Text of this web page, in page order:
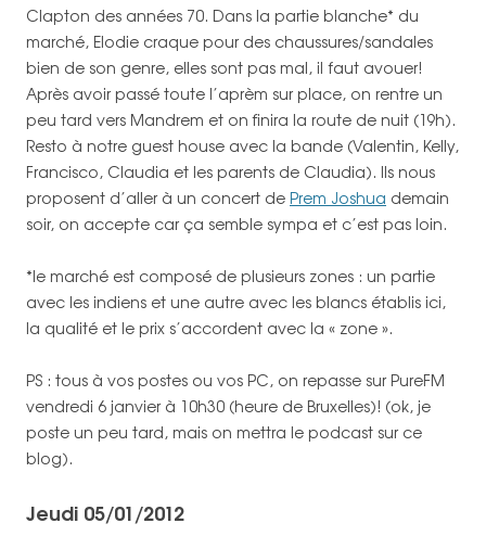
Clapton des années 70. Dans la partie blanche* du
marché, Elodie craque pour des chaussures/sandales
bien de son genre, elles sont pas mal, il faut avouer!
Après avoir passé toute l’aprèm sur place, on rentre un
peu tard vers Mandrem et on finira la route de nuit (19h).
Resto à notre guest house avec la bande (Valentin, Kelly,
Francisco, Claudia et les parents de Claudia). Ils nous
proposent d’aller à un concert de Prem Joshua demain
soir, on accepte car ça semble sympa et c’est pas loin.
*le marché est composé de plusieurs zones : un partie
avec les indiens et une autre avec les blancs établis ici,
la qualité et le prix s’accordent avec la « zone ».
PS : tous à vos postes ou vos PC, on repasse sur PureFM
vendredi 6 janvier à 10h30 (heure de Bruxelles)! (ok, je
poste un peu tard, mais on mettra le podcast sur ce
blog).
Jeudi 05/01/2012